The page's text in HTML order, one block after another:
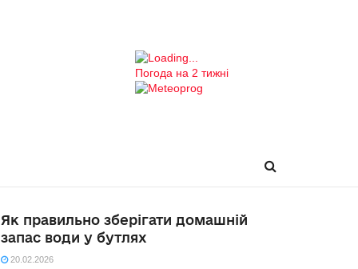
Погода на 2 тижні
Як правильно зберігати домашній
запас води у бутлях
20.02.2026